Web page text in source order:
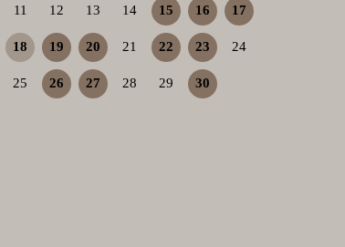
11 12 13 14 15 16 17
18 19 20 21 22 23 24
25 26 27 28 29 30